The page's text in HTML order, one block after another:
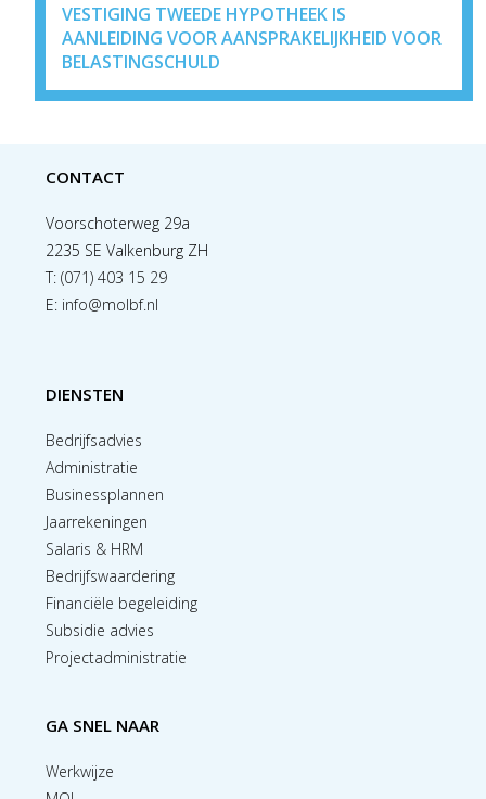
VESTIGING TWEEDE HYPOTHEEK IS
AANLEIDING VOOR AANSPRAKELIJKHEID VOOR
BELASTINGSCHULD
CONTACT
Voorschoterweg 29a
2235 SE Valkenburg ZH
T:(071) 403 15 29
E: info@molbf.nl
DIENSTEN
Bedrijfsadvies
Administratie
Businessplannen
Jaarrekeningen
Salaris & HRM
Bedrijfswaardering
Financiële begeleiding
Subsidie advies
Projectadministratie
GA SNEL NAAR
Werkwijze